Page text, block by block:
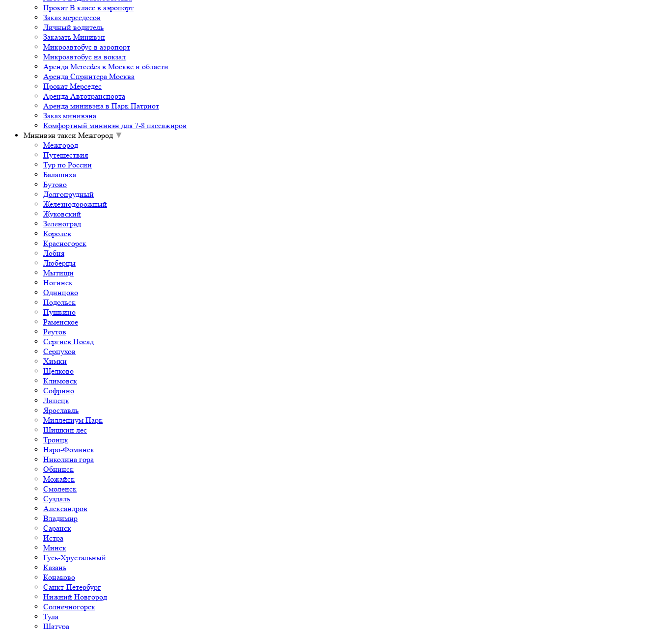
Прокат В класс в аэропорт
Заказ мерседесов
Личный водитель
Заказать Минивэн
Микроавтобус в аэропорт
Микроавтобус на вокзал
Аренда Mercedes в Москве и области
Аренда Спринтера Москва
Прокат Мерседес
Аренда Автотранспорта
Аренда минивэна в Парк Патриот
Заказ минивэна
Комфортный минивэн для 7-8 пассажиров
Минивэн такси Межгород ▼
Межгород
Путешествия
Тур по России
Балашиха
Бутово
Долгопрудный
Железнодорожный
Жуковский
Зеленоград
Королев
Красногорск
Лобня
Люберцы
Мытищи
Ногинск
Одинцово
Подольск
Пушкино
Раменское
Реутов
Сергиев Посад
Серпухов
Химки
Щелково
Климовск
Софрино
Липецк
Ярославль
Миллениум Парк
Шишкин лес
Троицк
Наро-Фоминск
Николина гора
Обнинск
Можайск
Смоленск
Суздаль
Александров
Владимир
Саранск
Истра
Минск
Гусь-Хрустальный
Казань
Конаково
Санкт-Петербург
Нижний Новгород
Солнечногорск
Тула
Шатура